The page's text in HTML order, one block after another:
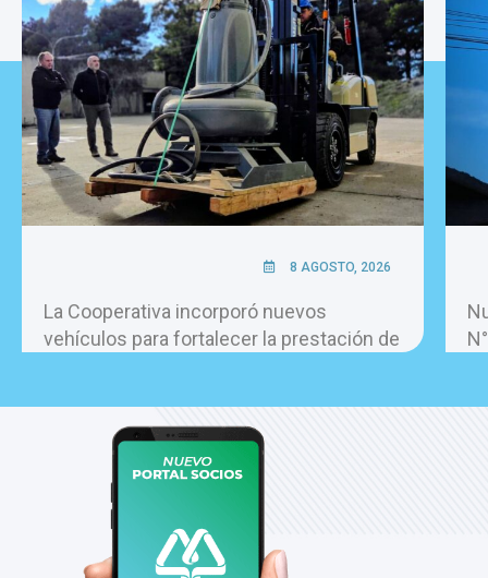
8 AGOSTO, 2026
La Cooperativa incorporó nuevos
vehículos para fortalecer la prestación de